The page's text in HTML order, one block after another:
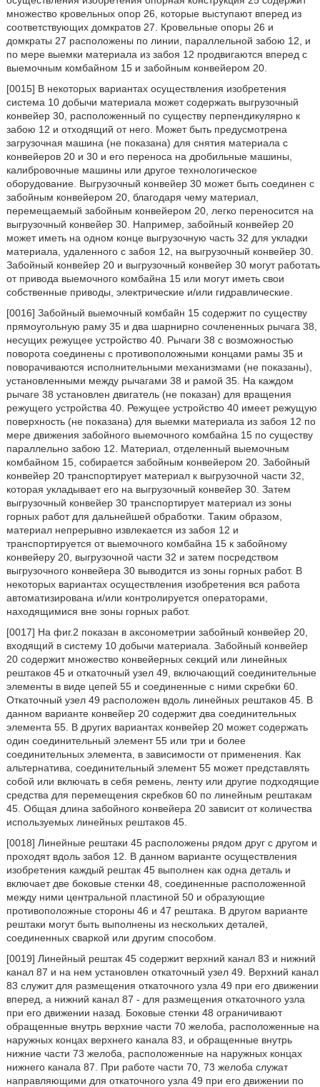
множество кровельных опор 26, которые выступают вперед из
соответствующих домкратов 27. Кровельные опоры 26 и
домкраты 27 расположены по линии, параллельной забою 12, и
по мере выемки материала из забоя 12 продвигаются вперед с
выемочным комбайном 15 и забойным конвейером 20.
[0015] В некоторых вариантах осуществления изобретения
система 10 добычи материала может содержать выгрузочный
конвейер 30, расположенный по существу перпендикулярно к
забою 12 и отходящий от него. Может быть предусмотрена
загрузочная машина (не показана) для снятия материала с
конвейеров 20 и 30 и его переноса на дробильные машины,
калибровочные машины или другое технологическое
оборудование. Выгрузочный конвейер 30 может быть соединен с
забойным конвейером 20, благодаря чему материал,
перемещаемый забойным конвейером 20, легко переносится на
выгрузочный конвейер 30. Например, забойный конвейер 20
может иметь на одном конце выгрузочную часть 32 для укладки
материала, удаленного с забоя 12, на выгрузочный конвейер 30.
Забойный конвейер 20 и выгрузочный конвейер 30 могут работать
от привода выемочного комбайна 15 или могут иметь свои
собственные приводы, электрические и/или гидравлические.
[0016] Забойный выемочный комбайн 15 содержит по существу
прямоугольную раму 35 и два шарнирно сочлененных рычага 38,
несущих режущее устройство 40. Рычаги 38 с возможностью
поворота соединены с противоположными концами рамы 35 и
поворачиваются исполнительными механизмами (не показаны),
установленными между рычагами 38 и рамой 35. На каждом
рычаге 38 установлен двигатель (не показан) для вращения
режущего устройства 40. Режущее устройство 40 имеет режущую
поверхность (не показана) для выемки материала из забоя 12 по
мере движения забойного выемочного комбайна 15 по существу
параллельно забою 12. Материал, отделенный выемочным
комбайном 15, собирается забойным конвейером 20. Забойный
конвейер 20 транспортирует материал к выгрузочной части 32,
которая укладывает его на выгрузочный конвейер 30. Затем
выгрузочный конвейер 30 транспортирует материал из зоны
горных работ для дальнейшей обработки. Таким образом,
материал непрерывно извлекается из забоя 12 и
транспортируется от выемочного комбайна 15 к забойному
конвейеру 20, выгрузочной части 32 и затем посредством
выгрузочного конвейера 30 выводится из зоны горных работ. В
некоторых вариантах осуществления изобретения вся работа
автоматизирована и/или контролируется операторами,
находящимися вне зоны горных работ.
[0017] На фиг.2 показан в аксонометрии забойный конвейер 20,
входящий в систему 10 добычи материала. Забойный конвейер
20 содержит множество конвейерных секций или линейных
рештаков 45 и откаточный узел 49, включающий соединительные
элементы в виде цепей 55 и соединенные с ними скребки 60.
Откаточный узел 49 расположен вдоль линейных рештаков 45. В
данном варианте конвейер 20 содержит два соединительных
элемента 55. В других вариантах конвейер 20 может содержать
один соединительный элемент 55 или три и более
соединительных элемента, в зависимости от применения. Как
альтернатива, соединительный элемент 55 может представлять
собой или включать в себя ремень, ленту или другие подходящие
средства для перемещения скребков 60 по линейным рештакам
45. Общая длина забойного конвейера 20 зависит от количества
используемых линейных рештаков 45.
[0018] Линейные рештаки 45 расположены рядом друг с другом и
проходят вдоль забоя 12. В данном варианте осуществления
изобретения каждый рештак 45 выполнен как одна деталь и
включает две боковые стенки 48, соединенные расположенной
между ними центральной пластиной 50 и образующие
противоположные стороны 46 и 47 рештака. В другом варианте
рештаки могут быть выполнены из нескольких деталей,
соединенных сваркой или другим способом.
[0019] Линейный рештак 45 содержит верхний канал 83 и нижний
канал 87 и на нем установлен откаточный узел 49. Верхний канал
83 служит для размещения откаточного узла 49 при его движении
вперед, а нижний канал 87 - для размещения откаточного узла
при его движении назад. Боковые стенки 48 ограничивают
обращенные внутрь верхние части 70 желоба, расположенные на
наружных концах верхнего канала 83, и обращенные внутрь
нижние части 73 желоба, расположенные на наружных концах
нижнего канала 87. При работе части 70, 73 желоба служат
направляющими для откаточного узла 49 при его движении по